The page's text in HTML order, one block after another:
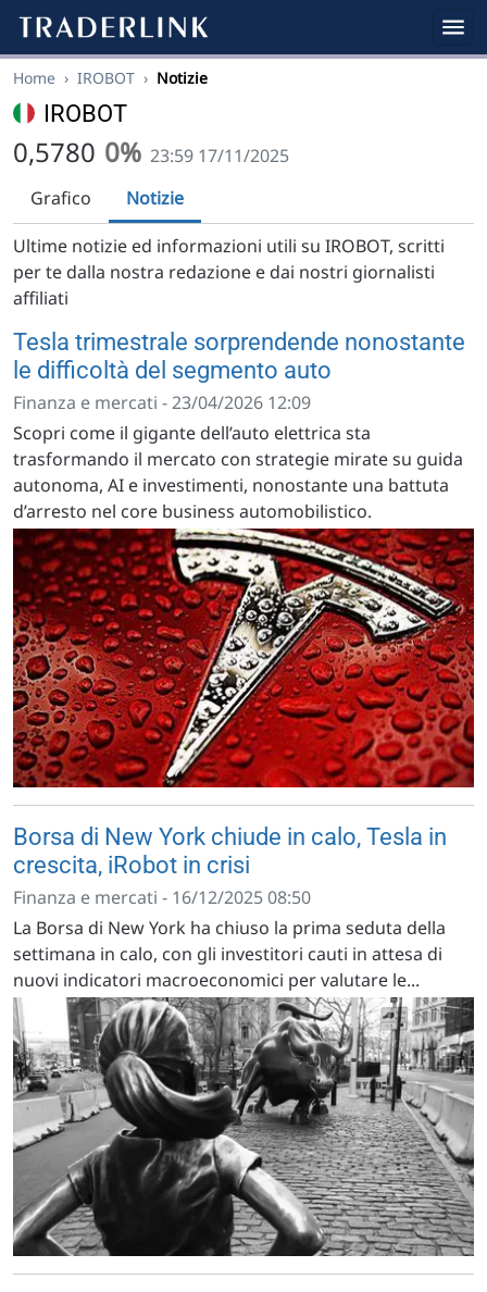
Home › IROBOT › Notizie
IROBOT
0,5780 0% 23:59 17/11/2025
Grafico
Notizie
Ultime notizie ed informazioni utili su IROBOT, scritti
per te dalla nostra redazione e dai nostri giornalisti
affiliati
Tesla trimestrale sorprendende nonostante
le difficoltà del segmento auto
Finanza e mercati - 23/04/2026 12:09
Scopri come il gigante dell’auto elettrica sta
trasformando il mercato con strategie mirate su guida
autonoma, AI e investimenti, nonostante una battuta
d’arresto nel core business automobilistico.
Borsa di New York chiude in calo, Tesla in
crescita, iRobot in crisi
Finanza e mercati - 16/12/2025 08:50
La Borsa di New York ha chiuso la prima seduta della
settimana in calo, con gli investitori cauti in attesa di
nuovi indicatori macroeconomici per valutare le...